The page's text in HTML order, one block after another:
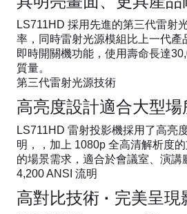
LS711HD 採用先進的第三代雷射
率，同時雷射光源模組比上一代
即時開關機功能，使用壽命長達
質量。
第三代雷射光源技術
高亮度設計適合大型場
LS711HD 雷射投影機採用了高亮
明，，加上 1080p 全高清解析度
的場景需求，適合於會議室、演
4,200 ANSI 流明
高對比技術 · 完美呈現